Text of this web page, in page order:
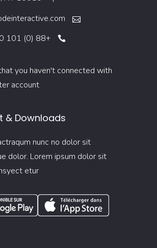
+88 (0) 101 0000 000
you haven't connected with
account
& Downloads
nunc no dolor sit
dolor. Lorem ipsum dolor sit
etur.